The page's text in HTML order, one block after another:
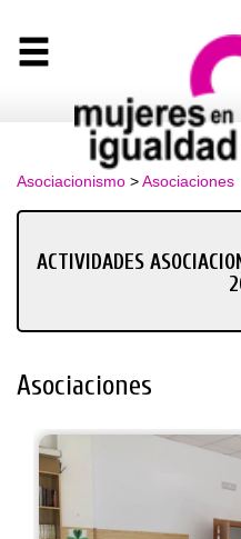
Asociacionismo >Asociaciones
ACTIVIDADES
Asociaciones